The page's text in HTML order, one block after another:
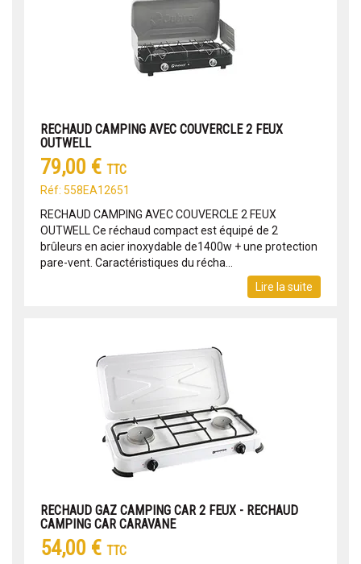
RECHAUD CAMPING AVEC COUVERCLE 2 FEUX
OUTWELL
79,00 € TTC
Réf: 558EA12651
RECHAUD CAMPING AVEC COUVERCLE 2 FEUX
OUTWELL Ce réchaud compact est équipé de 2
brûleurs en acier inoxydable de1400w + une protection
pare-vent. Caractéristiques du récha...
Lire la suite
RECHAUD GAZ CAMPING CAR 2 FEUX - RECHAUD
CAMPING CAR CARAVANE
54,00 € TTC